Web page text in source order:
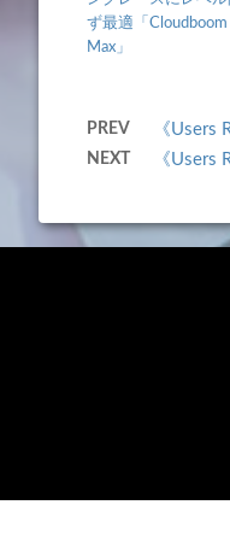
ず最適「Cloudboom
Max」
PREV 《Users
NEXT 《Users